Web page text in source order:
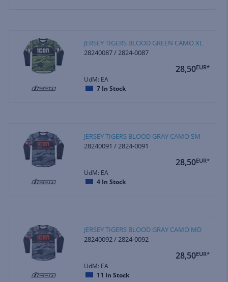
JERSEY TIGERS BLOOD GREEN CAMO XL
28240087 / 2824-0087
28,50EUR*
UdM: EA
7 In Stock
JERSEY TIGERS BLOOD GRAY CAMO SM
28240091 / 2824-0091
28,50EUR*
UdM: EA
4 In Stock
JERSEY TIGERS BLOOD GRAY CAMO MD
28240092 / 2824-0092
28,50EUR*
UdM: EA
11 In Stock